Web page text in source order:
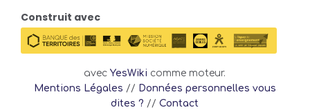
Construit avec
avecYesWiki comme moteur.
Mentions Légales // Données personnelles vous
dites ? //Contact